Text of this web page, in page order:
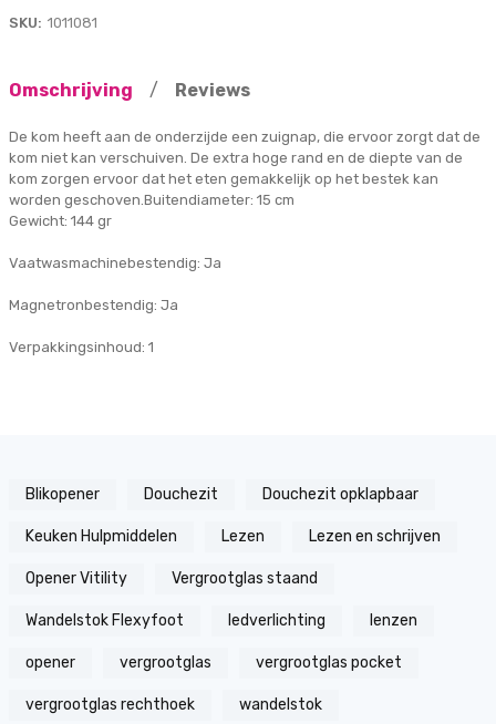
SKU: 1011081
Omschrijving / Reviews
De kom heeft aan de onderzijde een zuignap, die ervoor zorgt dat de
kom niet kan verschuiven. De extra hoge rand en de diepte van de
kom zorgen ervoor dat het eten gemakkelijk op het bestek kan
worden geschoven.Buitendiameter: 15 cm
Gewicht: 144 gr
Vaatwasmachinebestendig: Ja
Magnetronbestendig: Ja
Verpakkingsinhoud: 1
Blikopener Douchezit Douchezit opklapbaar
Keuken Hulpmiddelen Lezen Lezen en schrijven
Opener Vitility Vergrootglas staand
Wandelstok Flexyfoot ledverlichting lenzen
opener vergrootglas vergrootglas pocket
vergrootglas rechthoek wandelstok